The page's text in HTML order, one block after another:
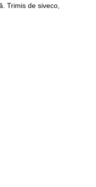
Trimis de siveco,